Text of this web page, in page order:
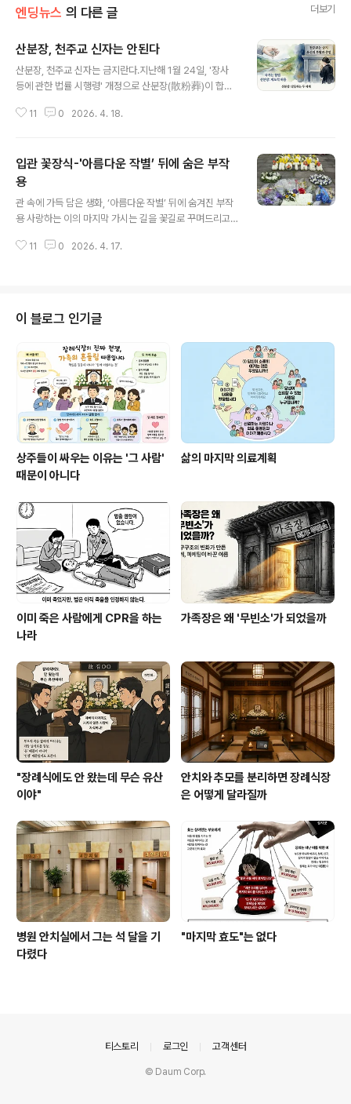
엔딩뉴스 의 다른 글 더보기
산분장, 천주교 신자는 안된다
산분장, 천주교 신자는 금지란다.지난해 1월 24일, '장사
등에 관한 법률 시행령' 개정으로 산분장(散粉葬)이 합법
방식이 이제 법적으로 가능해진 것이다. 정부는 이 방식의
현실 문제를 풀기 위한 선택이다. 그런데 566만 한국 천주
교 신자에게는 다른 이야기다. 한국천주교주교회의는 산분
장이 합법화된 바로 그해, 2025년 10월 추계 정기총회에
서 이 문제를 공식 안건으로 올리고 기존의 금지 입장을 재
이다. 교회는 왜 산분장을 금지하나 근거는 2016년 교황
11 0 2026. 4. 18.
입관 꽃장식-'아름다운 작별’ 뒤에 숨은 부작
용
관 속에 가득 담은 생화, ‘아름다운 작별’ 뒤에 숨겨진 부작
용 사랑하는 이의 마지막 가시는 길을 꽃길로 꾸며드리고
에서 관 내부를 생화로 가득 채우는 ‘꽃 입관’ 예식이 큰 사
향한 정성이 결과적으로 실례가 되지 않도록, 우리가 화장
(火葬) 공학과 위생학적 관점에서 반드시 고려해야 할 '꽃
길의 반전'에 대해 전문가로서 제언하고자 합니다. 하얀 유
골을 방해하는 검은 그을음의 원인화장의 궁극적인 목적은
고인의 유해를 깨끗한 백색의 분골(骨粉) 상태로 수습하는
데 있습니다. 하지만 관 ..
11 0 2026. 4. 17.
이 블로그 인기글
상주들이 싸우는 이유는 '그 사람'
때문이 아니다
삶의 마지막 의료계획
이미 죽은 사람에게 CPR을 하는
나라
가족장은 왜 '무빈소'가 되었을까
"장례식에도 안 왔는데 무슨 유산
이야"
안치와 추모를 분리하면 장례식장
은 어떻게 달라질까
병원 안치실에서 그는 석 달을 기
다렸다
"마지막 효도"는 없다
티스토리 로그인 고객센터
© Daum Corp.